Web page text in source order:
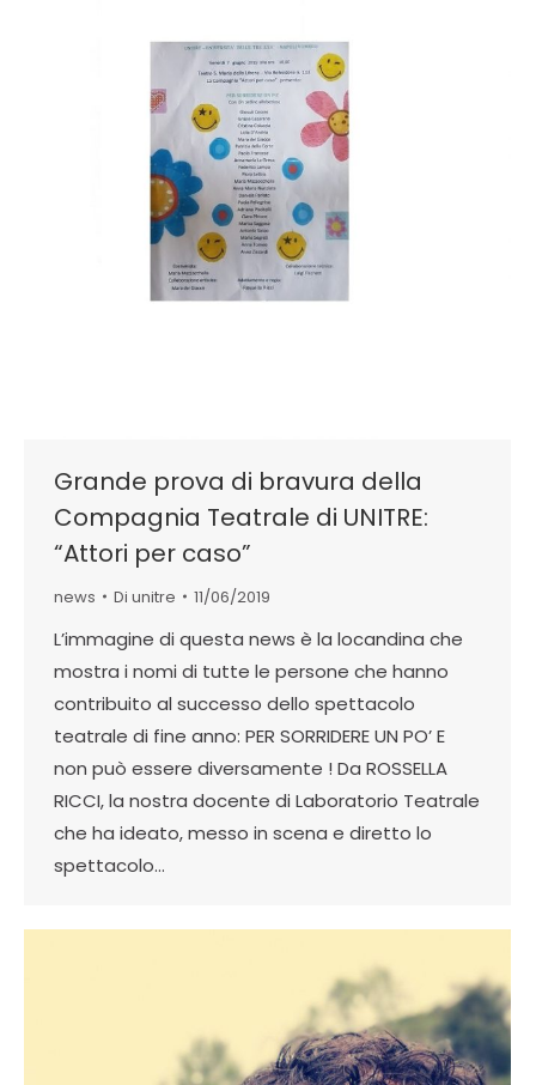
Grande prova di bravura della
Compagnia Teatrale di UNITRE:
“Attori per caso”
news Di unitre 11/06/2019
L’immagine di questa news è la locandina che
mostra i nomi di tutte le persone che hanno
contribuito al successo dello spettacolo
teatrale di fine anno: PER SORRIDERE UN PO’ E
non può essere diversamente ! Da ROSSELLA
RICCI, la nostra docente di Laboratorio Teatrale
che ha ideato, messo in scena e diretto lo
spettacolo…